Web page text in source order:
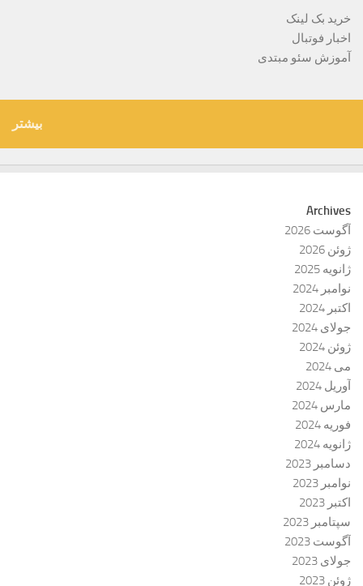
خرید بک لینک
اخبار فوتبال
آموزش سئو مبتدی
بیشتر
Archives
آگوست 2026
ژوئن 2026
ژانویه 2025
نوامبر 2024
اکتبر 2024
جولای 2024
ژوئن 2024
می 2024
آوریل 2024
مارس 2024
فوریه 2024
ژانویه 2024
دسامبر 2023
نوامبر 2023
اکتبر 2023
سپتامبر 2023
آگوست 2023
جولای 2023
ژوئن 2023